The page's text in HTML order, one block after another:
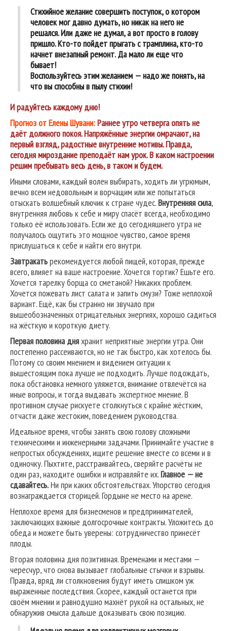
Стихийное желание совершить поступок, о котором
человек мог давно думать, но никак на него не
решался. Или даже не думал, а вот просто в голову
пришло. Кто-то пойдет прыгать с трамплина, кто-то
начнет внезапный ремонт. Да мало ли еще что
бывает!
Воспользуйтесь этим желанием — надо же понять, на
что вы способны в пылу стихии!
И радуйтеськаждомудню!
Прогноз от Елены Шувани:Раннее утро четверга опять не
даёт должного покоя. Напряжённые энергии омрачают, на
первый взгляд, радостные внутренние мотивы. Правда,
сегодня мироздание преподаёт нам урок. В каком настроении
решим пребывать весь день, в таком и будем.
Иными словами, каждый волен выбирать, ходить ли угрюмым,
вечно всем недовольным и ворчащим или же попытаться
отыскать волшебный ключик к стране чудес.Внутренняя сила,
внутренняя любовь к себе и миру спасёт всегда, необходимо
только её использовать. Если же до сегодняшнего утра не
получалось ощутить это мощное чувство, самое время
прислушаться к себе и найти его внутри.
Завтракатьрекомендуется любой пищей, которая, прежде
всего, влияет на ваше настроение. Хочется тортик? Ешьте его.
Хочется тарелку борща со сметаной? Никаких проблем.
Хочется пожевать лист салата и запить смузи? Тоже неплохой
вариант. Ещё, как бы странно ни звучало при
вышеобозначенных отрицательных энергиях, хорошо садиться
на жёсткую и короткую диету.
Первая половина дняхранит неприятные энергии утра. Они
постепенно рассеиваются, но не так быстро, как хотелось бы.
Потому со своим мнением и видением ситуации к
вышестоящим пока лучше не подходить. Лучше подождать,
пока обстановка немного уляжется, внимание отвлечётся на
иные вопросы, и тогда выдавать экспертное мнение. В
противном случае рискуете столкнуться с крайне жёстким,
отчасти даже жестоким, поведением руководства.
Идеальное время, чтобы занять свою голову сложными
техническими и инженерными задачами. Принимайте участие в
непростых обсуждениях, ищите решение вместе со всеми и в
одиночку. Пыхтите, расстраивайтесь, сверяйте расчёты не
один раз, находите ошибки и исправляйте их.Главное — не
сдавайтесь.Ни при каких обстоятельствах. Упорство сегодня
вознаграждается сторицей. Гордыне не место на арене.
Неплохое время для бизнесменов и предпринимателей,
заключающих важные долгосрочные контракты. Уложитесь до
обеда и можете быть уверены: сотрудничество принесёт
плоды.
Вторая половина дня позитивная. Временами и местами —
чересчур, что снова вызывает глобальные стычки и взрывы.
Правда, вряд ли столкновения будут иметь слишком уж
выраженные последствия. Скорее, каждый останется при
своём мнении и равнодушно махнёт рукой на остальных, не
обнаружив смысла дальше доказывать свою позицию.